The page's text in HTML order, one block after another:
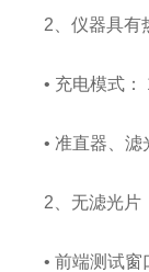
2、仪器具有
• 充电模式
• 准直器、
2、无滤光片
• 前端测试窗